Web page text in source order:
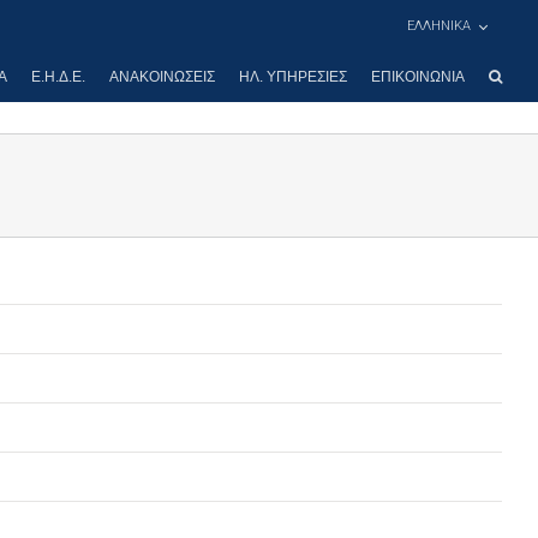
ΕΛΛΗΝΙΚΑ
Ε.Η.Δ.Ε. ΑΝΑΚΟΙΝΏΣΕΙΣ ΗΛ. ΥΠΗΡΕΣΊΕΣ ΕΠΙΚΟΙΝΩΝΊΑ